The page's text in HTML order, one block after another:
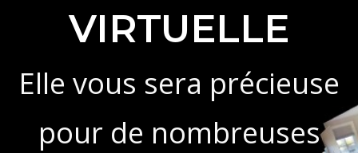
VIRTUELLE
Elle vous sera précieuse
pour de nombreuses